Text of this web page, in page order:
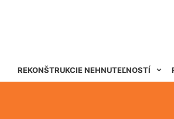
REKONŠTRUKCIE NEHNUTEĽNOSTÍ